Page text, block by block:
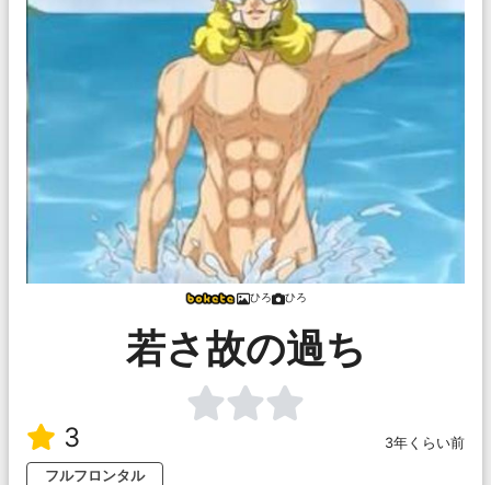
ひろ ひろ
若さ故の過ち
3
3年くらい前
フルフロンタル